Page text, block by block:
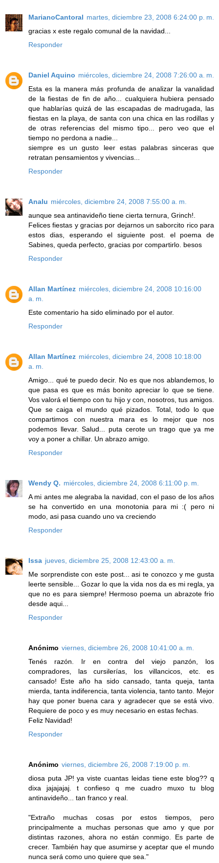
MarianoCantoral martes, diciembre 23, 2008 6:24:00 p. m.
gracias x este regalo comunal de la navidad...
Responder
Daniel Aquino miércoles, diciembre 24, 2008 7:26:00 a. m.
Esta es la manera más profunda de analizar la vanalidad
de la fiestas de fin de año... cualquiera hubiera pensado
que hablarías quizá de las escapadas de madrugada, las
fiestas en la playa, de santa con una chica en las rodillas y
de otras referencias del mismo tipo... pero veo que el
tiempo no perdona a nadie...
siempre es un gusto leer estas palabras sinceras que
retratan pensamientos y vivencias...
Responder
Analu miércoles, diciembre 24, 2008 7:55:00 a. m.
aunque sea antinavideño tiene cierta ternura, Grinch!.
Felices fiestas y gracias por dejarnos un saborcito rico para
estos dias, esperando el siguiente post. el poema de
Sabines, queda perfecto, gracias por compartirlo. besos
Responder
Allan Martínez miércoles, diciembre 24, 2008 10:16:00
a. m.
Este comentario ha sido eliminado por el autor.
Responder
Allan Martínez miércoles, diciembre 24, 2008 10:18:00
a. m.
Amigo... qué te puedo decir. No es que nos ablandemos, lo
que pasa es que es más bonito apreciar lo que se tiene.
Vos valorá el tiempo con tu hijo y con, nosotros, tus amigos.
Que se caiga el mundo qué pizados. Total, todo lo que
compartimos con nuestra mara es lo mejor que nos
podemos llevar. Salud... puta cerote un trago que ya me
voy a poner a chillar. Un abrazo amigo.
Responder
Wendy Q. miércoles, diciembre 24, 2008 6:11:00 p. m.
A mi antes me alegraba la navidad, con el paso de los años
se ha convertido en una monotonia para mi :( pero ni
modo, asi pasa cuando uno va creciendo
Responder
Issa jueves, diciembre 25, 2008 12:43:00 a. m.
Me sorprendiste con este post... asi te conozco y me gusta
leerte sensible... Gozar lo que la vida nos da es mi regla, ya
que no es para siempre! Hermoso poema un abrazote frio
desde aqui...
Responder
Anónimo viernes, diciembre 26, 2008 10:41:00 a. m.
Tenés razón. Ir en contra del viejo panzón, los
compradores, las cursilerías, los villancicos, etc. es
cansado! Este año ha sido cansado, tanta queja, tanta
mierda, tanta indiferencia, tanta violencia, tanto tanto. Mejor
hay que poner buena cara y agradecer que se está vivo.
Requiere de poco y es muy necesario en estas fechas.
Feliz Navidad!
Responder
Anónimo viernes, diciembre 26, 2008 7:19:00 p. m.
diosa puta JP! ya viste cuantas leidas tiene este blog?? q
dixa jajajajaj. t confieso q me cuadro muxo tu blog
antinavideño... tan franco y real.
"Extraño muchas cosas por estos tiempos, pero
principalmente a muchas personas que amo y que por
distintas razones, ahora no están conmigo. Es parte de
crecer. También hay que asumirse y aceptar que el mundo
nunca será como uno quiere que sea."